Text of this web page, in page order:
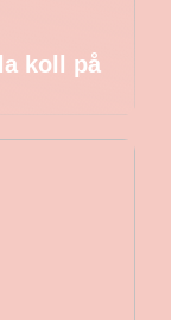
koll på